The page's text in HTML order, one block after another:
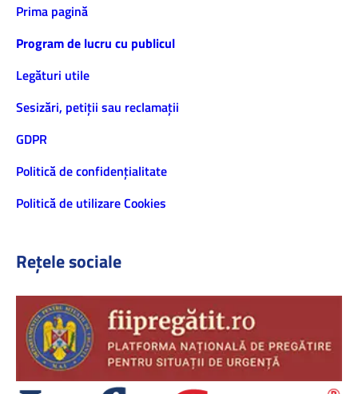
Prima pagină
Program de lucru cu publicul
Legături utile
Sesizări, petiţii sau reclamații
GDPR
Politică de confidenţialitate
Politică de utilizare Cookies
Rețele sociale